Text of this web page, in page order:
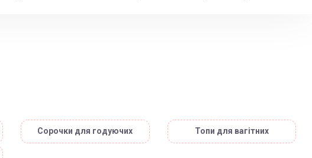
Сорочки для годуючих Топи для вагітних